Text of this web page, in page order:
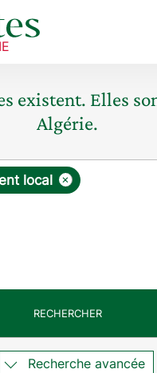
existent. Elles
Algérie.
×
local
RECHERCHER
Recherche avancée